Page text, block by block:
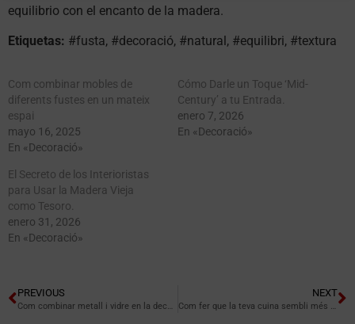
equilibrio con el encanto de la madera.
Etiquetas: #fusta, #decoració, #natural, #equilibri, #textura
Com combinar mobles de
diferents fustes en un mateix
espai
mayo 16, 2025
En «Decoració»
Cómo Darle un Toque ‘Mid-
Century’ a tu Entrada.
enero 7, 2026
En «Decoració»
El Secreto de los Interioristas
para Usar la Madera Vieja
como Tesoro.
enero 31, 2026
En «Decoració»
PREVIOUS
Com combinar metall i vidre en la decoració d’interiors
NEXT
Com fer que la teva cuina sembli més gran sense reformes